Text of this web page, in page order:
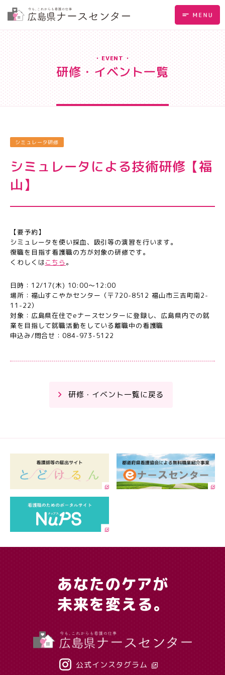
EVENT
研修・イベント一覧
シミュレータ研修
シミュレータによる技術研修【福
山】
【要予約】
シミュレータを使い採血、吸引等の演習を行います。
復職を目指す看護職の方が対象の研修です。
くわしくはこちら 。
日時：12/17(木) 10:00～12:00
場所：福山すこやかセンター（〒720-8512 福山市三吉町南2-
11-22）
対象：広島県在住でeナースセンターに登録し、広島県内での就
業を目指して就職活動をしている離職中の看護職
申込み/問合せ：084-973-5122
研修・イベント一覧に戻る
公式インスタグラム